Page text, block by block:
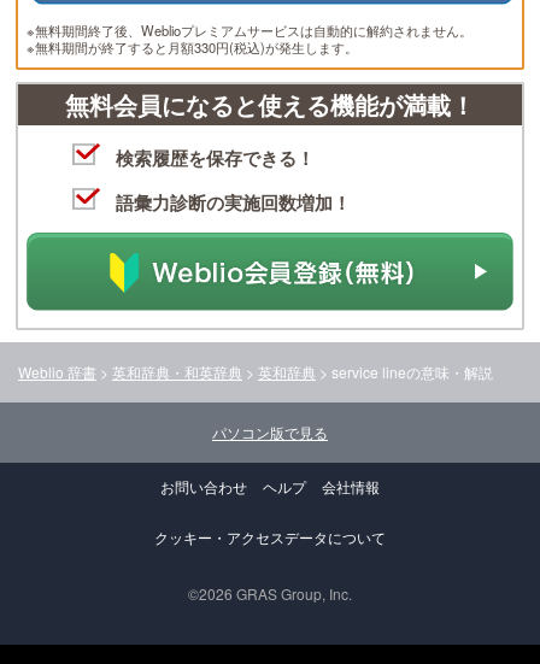
※無料期間終了後、Weblioプレミアムサービスは自動的に解約されません。
※無料期間が終了すると月額330円(税込)が発生します。
無料会員になると使える機能が満載！
検索履歴を保存できる！
語彙力診断の実施回数増加！
Weblio 辞書 > 英和辞典・和英辞典 > 英和辞典 > service lineの意味・解説
パソコン版で見る
お問い合わせ ヘルプ 会社情報
クッキー・アクセスデータについて
©2026 GRAS Group, Inc.